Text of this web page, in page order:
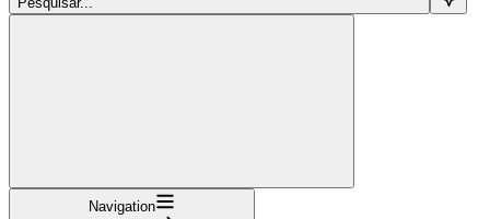
Navigation